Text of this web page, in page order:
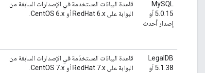
MySQL
5.0.15 أو
إصدار أحدث
قاعدة البيانات المستخدمة في الإصدارات السابقة من
البوابة على RedHat 6.x أو CentOS 6.x.
LegalDB
5.1.38 أو
قاعدة البيانات المستخدَمة في الإصدارات السابقة من
البوابة على RedHat 7.x أو CentOS 7.x.